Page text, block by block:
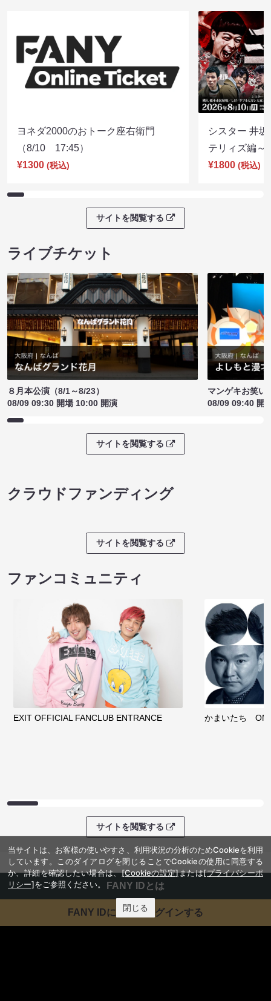
ヨネダ2000のおトーク座右衛門
（8/10 17:45）
¥1300 (税込)
シスター 井
テリィズ編
¥1800 (税込)
サイトを閲覧する
ライブチケット
８月本公演（8/1～8/23）
08/09 09:30 開場 10:00 開演
マンゲキお笑い
08/09 09:40 開
サイトを閲覧する
クラウドファンディング
サイトを閲覧する
ファンコミュニティ
EXIT OFFICIAL FANCLUB ENTRANCE かまいたち
サイトを閲覧する
FANY IDとは
FANY IDに登録・ログインする
当サイトは、お客様の使いやすさ、利用状況の分析のためCookieを利用
しています。このダイアログを閉じることでCookieの使用に同意する
か、詳細を確認したい場合は、[Cookieの設定]または[プライバシーポ
リシー]をご参照ください。
閉じる